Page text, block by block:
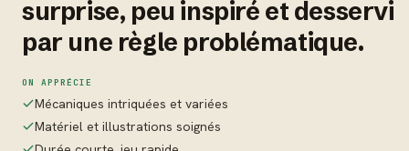
surprise, peu inspiré et desservi
par une règle problématique.
ON APPRÉCIE
Mécaniques intriquées et variées
Matériel et illustrations soignés